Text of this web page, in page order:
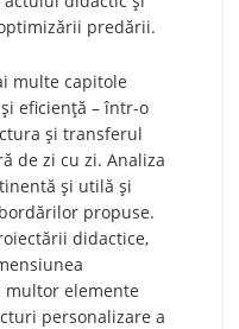
predării.
multe capitole
eficiență – într-o
și transferul
de zi cu zi. Analiza
și utilă și
propuse.
didactice,
elemente
personalizare a